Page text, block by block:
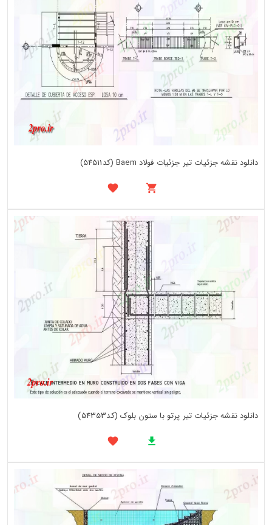
دانلود نقشه جزئیات تیر جزئیات فولاد Baem (کد54511)
دانلود نقشه جزئیات تیر پرتو با ستون بلوک (کد54353)